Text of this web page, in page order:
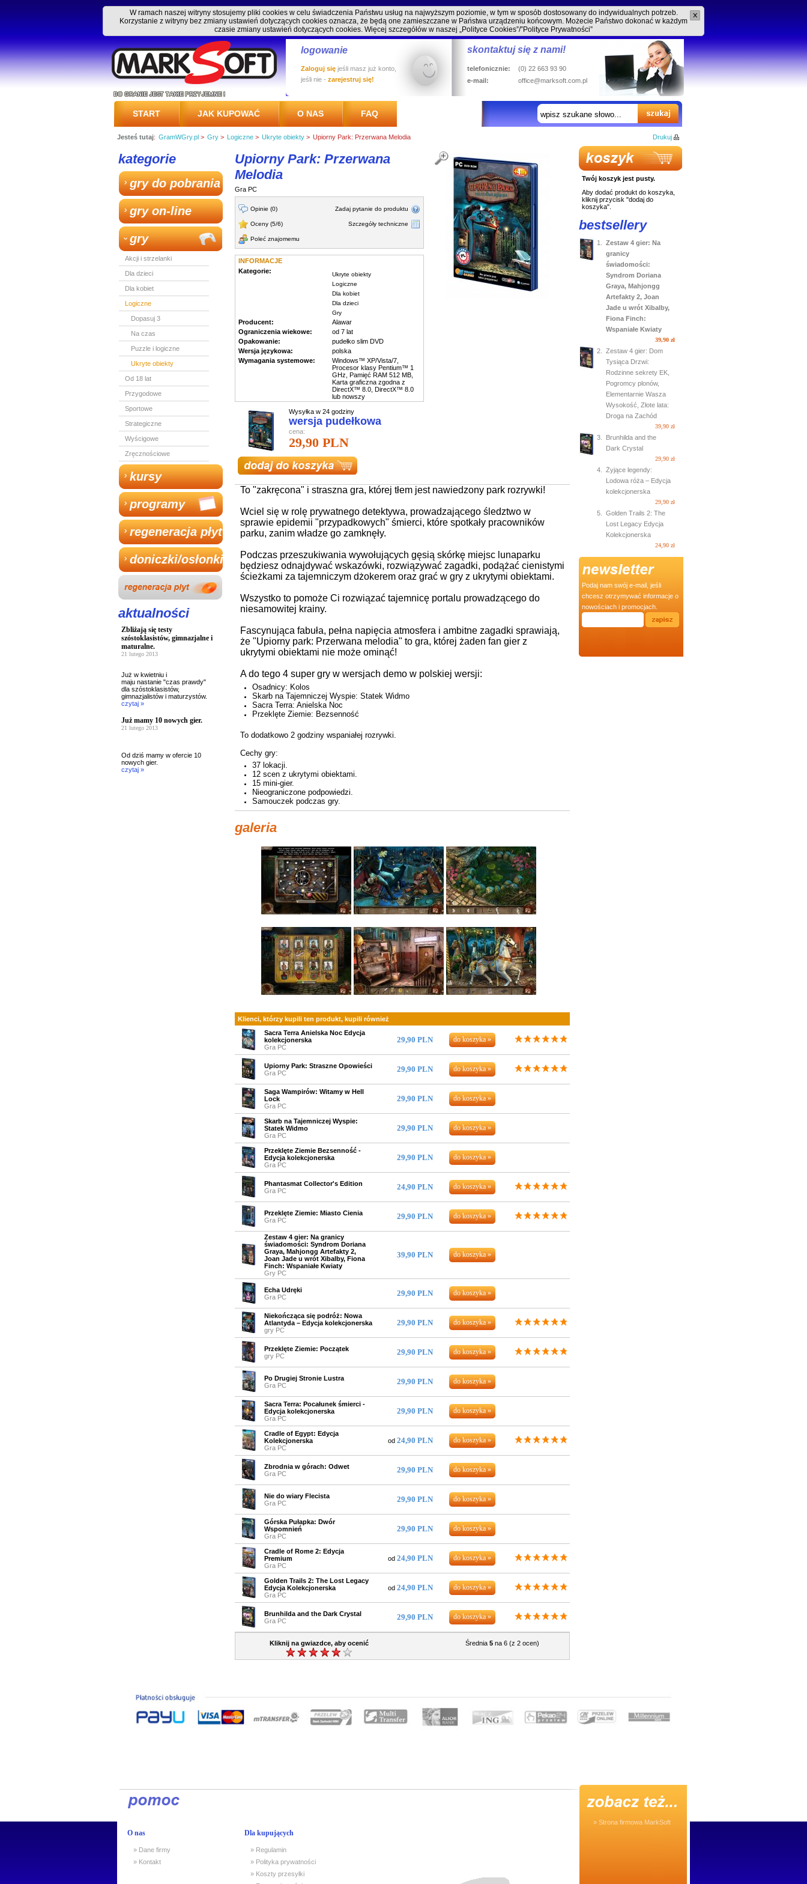
W ramach naszej witryny stosujemy pliki cookies w celu świadczenia Państwu usług na najwyższym poziomie, w tym w sposób dostosowany do indywidualnych potrzeb.
Korzystanie z witryny bez zmiany ustawień dotyczących cookies oznacza, że będą one zamieszczane w Państwa urządzeniu końcowym. Możecie Państwo dokonać w każdym
czasie zmiany ustawień dotyczących cookies. Więcej szczegółów w naszej „Polityce Cookies”/”Polityce Prywatności”
logowanie
Zaloguj się jeśli masz już konto,
jeśli nie - zarejestruj się!
skontaktuj się z nami!
telefonicznie:
(0) 22 663 93 90
e-mail:
office@marksoft.com.pl
START JAK KUPOWAĆ O NAS FAQ
PRZESYŁKA
Jesteś tutaj: GramWGry.pl > Gry > Logiczne > Ukryte obiekty > Upiorny Park: Przerwana Melodia Drukuj
kategorie
gry do pobrania
gry on-line
gry
Akcji i strzelanki
Dla dzieci
Dla kobiet
Logiczne
Dopasuj 3
Na czas
Puzzle i logiczne
Ukryte obiekty
Od 18 lat
Przygodowe
Sportowe
Strategiczne
Wyścigowe
Zręcznościowe
kursy
programy
regeneracja płyt
doniczki/osłonki
aktualności
Zbliżają się testy
szóstoklasistów, gimnazjalne i
maturalne.
21 lutego 2013
Już w kwietniu i
maju nastanie "czas prawdy"
dla szóstoklasistów,
gimnazjalistów i maturzystów.
czytaj »
Już mamy 10 nowych gier.
21 lutego 2013
Od dziś mamy w ofercie 10
nowych gier.
czytaj »
Upiorny Park: Przerwana
Melodia
Gra PC
Opinie (0)
Oceny (5/6)
Poleć znajomemu
Zadaj pytanie do produktu
Szczegóły techniczne
INFORMACJE
Kategorie:
Ukryte obiekty
Logiczne
Dla kobiet
Dla dzieci
Gry
Producent:
Alawar
Ograniczenia wiekowe:
od 7 lat
Opakowanie:
pudełko slim DVD
Wersja językowa:
polska
Wymagania systemowe:
Windows™ XP/Vista/7,
Procesor klasy Pentium™ 1
GHz, Pamięć RAM 512 MB,
Karta graficzna zgodna z
DirectX™ 8.0, DirectX™ 8.0
lub nowszy
Wysyłka w 24 godziny
wersja pudełkowa
cena:
29,90 PLN
To "zakręcona" i straszna gra, której tłem jest nawiedzony park rozrywki!
Wciel się w rolę prywatnego detektywa, prowadzającego śledztwo w
sprawie epidemii "przypadkowych" śmierci, które spotkały pracowników
parku, zanim władze go zamknęły.
Podczas przeszukiwania wywołujących gęsią skórkę miejsc lunaparku
będziesz odnajdywać wskazówki, rozwiązywać zagadki, podążać cienistymi
ścieżkami za tajemniczym dżokerem oraz grać w gry z ukrytymi obiektami.
Wszystko to pomoże Ci rozwiązać tajemnicę portalu prowadzącego do
niesamowitej krainy.
Fascynująca fabuła, pełna napięcia atmosfera i ambitne zagadki sprawiają,
że "Upiorny park: Przerwana melodia" to gra, której żaden fan gier z
ukrytymi obiektami nie może ominąć!
A do tego 4 super gry w wersjach demo w polskiej wersji:
Osadnicy: Kolos
Skarb na Tajemniczej Wyspie: Statek Widmo
Sacra Terra: Anielska Noc
Przeklęte Ziemie: Bezsenność
To dodatkowo 2 godziny wspaniałej rozrywki.
Cechy gry:
37 lokacji.
12 scen z ukrytymi obiektami.
15 mini-gier.
Nieograniczone podpowiedzi.
Samouczek podczas gry.
galeria
Klienci, którzy kupili ten produkt, kupili również
Sacra Terra Anielska Noc Edycja
kolekcjonerska
Gra PC
29,90 PLN
Upiorny Park: Straszne Opowieści
Gra PC
29,90 PLN
Saga Wampirów: Witamy w Hell
Lock
Gra PC
29,90 PLN
Skarb na Tajemniczej Wyspie:
Statek Widmo
Gra PC
29,90 PLN
Przeklęte Ziemie Bezsenność -
Edycja kolekcjonerska
Gra PC
29,90 PLN
Phantasmat Collector's Edition
Gra PC
24,90 PLN
Przeklęte Ziemie: Miasto Cienia
Gra PC
29,90 PLN
Zestaw 4 gier: Na granicy
świadomości: Syndrom Doriana
Graya, Mahjongg Artefakty 2,
Joan Jade u wrót Xibalby, Fiona
Finch: Wspaniałe Kwiaty
Gry PC
39,90 PLN
Echa Udręki
Gra PC
29,90 PLN
Niekończąca się podróż: Nowa
Atlantyda – Edycja kolekcjonerska
gry PC
29,90 PLN
Przeklęte Ziemie: Początek
gry PC
29,90 PLN
Po Drugiej Stronie Lustra
Gra PC
29,90 PLN
Sacra Terra: Pocałunek śmierci -
Edycja kolekcjonerska
Gra PC
29,90 PLN
Cradle of Egypt: Edycja
Kolekcjonerska
Gra PC
od 24,90 PLN
Zbrodnia w górach: Odwet
Gra PC
29,90 PLN
Nie do wiary Flecista
Gra PC
29,90 PLN
Górska Pułapka: Dwór
Wspomnień
Gra PC
29,90 PLN
Cradle of Rome 2: Edycja
Premium
Gra PC
od 24,90 PLN
Golden Trails 2: The Lost Legacy
Edycja Kolekcjonerska
Gra PC
od 24,90 PLN
Brunhilda and the Dark Crystal
Gra PC
29,90 PLN
Kliknij na gwiazdce, aby ocenić Średnia5 na 6 (z 2 ocen)
Twój koszyk jest pusty.
Aby dodać produkt do koszyka,
kliknij przycisk "dodaj do
koszyka".
bestsellery
1.
Zestaw 4 gier: Na
granicy
świadomości:
Syndrom Doriana
Graya, Mahjongg
Artefakty 2, Joan
Jade u wrót Xibalby,
Fiona Finch:
Wspaniałe Kwiaty
39,90 zł
2.
Zestaw 4 gier: Dom
Tysiąca Drzwi:
Rodzinne sekrety EK,
Pogromcy plonów,
Elementarnie Wasza
Wysokość, Złote lata:
Droga na Zachód
39,90 zł
3.
Brunhilda and the
Dark Crystal
29,90 zł
4.
Żyjące legendy:
Lodowa róża – Edycja
kolekcjonerska
29,90 zł
5.
Golden Trails 2: The
Lost Legacy Edycja
Kolekcjonerska
24,90 zł
Podaj nam swój e-mail, jeśli
chcesz otrzymywać informacje o
nowościach i promocjach.
O nas
» Dane firmy
» Kontakt
Dla kupujących
» Regulamin
» Polityka prywatności
» Koszty przesyłki
» Strona firmowa MarkSoft